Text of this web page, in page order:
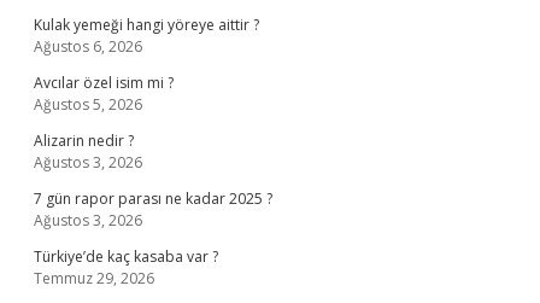
Kulak yemeği hangi yöreye aittir ?
Ağustos 6, 2026
Avcılar özel isim mi ?
Ağustos 5, 2026
Alizarin nedir ?
Ağustos 3, 2026
7 gün rapor parası ne kadar 2025 ?
Ağustos 3, 2026
Türkiye’de kaç kasaba var ?
Temmuz 29, 2026